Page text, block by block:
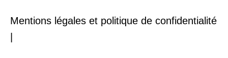
Mentions légales et politique de confidentialité